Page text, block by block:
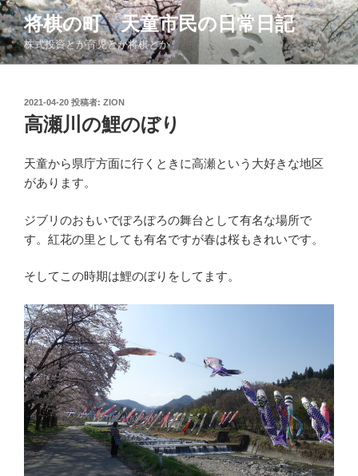
コ
ン
テ
ン
将棋の町 天童市民の日常日記
株式投資とか育児とか将棋とか
投
稿
日:
2021-04-20 投稿者: ZION
高瀬川の鯉のぼり
天童から県庁方面に行くときに高瀬という大好きな地区
があります。
ジブリのおもいでぽろぽろの舞台として有名な場所で
す。紅花の里としても有名ですが春は桜もきれいです。
そしてこの時期は鯉のぼりをしてます。